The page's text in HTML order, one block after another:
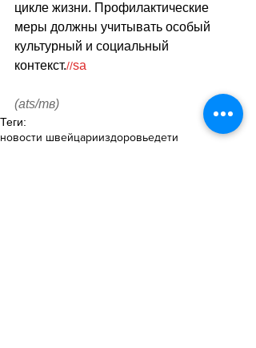
цикле жизни. Профилактические
меры должны учитывать особый
культурный и социальный
контекст.//sa
(ats/тв)
Теги:
новости швейцарииздоровьедети